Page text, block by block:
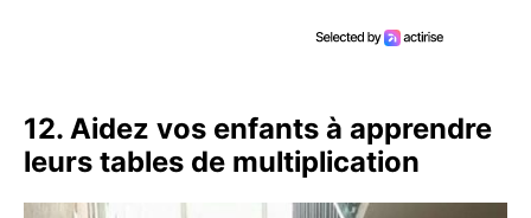
12. Aidez vos enfants à apprendre
leurs tables de multiplication